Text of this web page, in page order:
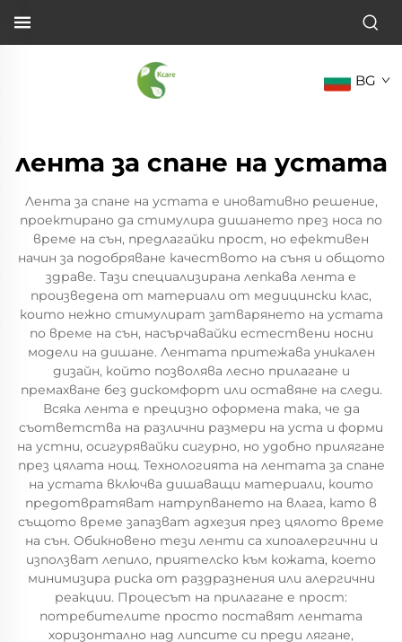
BG
лента за спане на устата
Лента за спане на устата е иновативно решение,
проектирано да стимулира дишането през носа по
време на сън, предлагайки прост, но ефективен
начин за подобряване качеството на съня и общото
здраве. Тази специализирана лепкава лента е
произведена от материали от медицински клас,
които нежно стимулират затварянето на устата
по време на сън, насърчавайки естествени носни
модели на дишане. Лентата притежава уникален
дизайн, който позволява лесно прилагане и
премахване без дискомфорт или оставяне на следи.
Всяка лента е прецизно оформена така, че да
съответства на различни размери на уста и форми
на устни, осигурявайки сигурно, но удобно прилягане
през цялата нощ. Технологията на лентата за спане
на устата включва дишаващи материали, които
предотвратяват натрупването на влага, като в
същото време запазват адхезия през цялото време
на сън. Обикновено тези ленти са хипоалергични и
използват лепило, приятелско към кожата, което
минимизира риска от раздразнения или алергични
реакции. Процесът на прилагане е прост:
потребителите просто поставят лентата
хоризонтално над липсите си преди лягане,